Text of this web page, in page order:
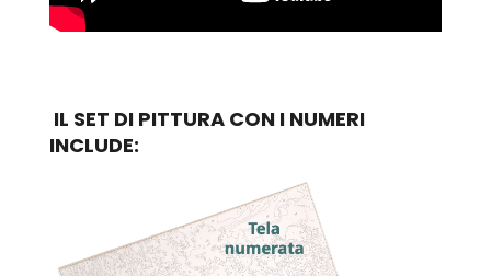
IL SET DI PITTURA CON I NUMERI
INCLUDE: